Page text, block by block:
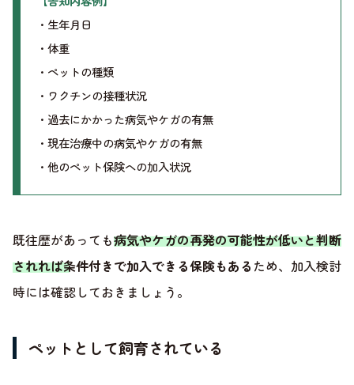
・生年月日
・体重
・ペットの種類
・ワクチンの接種状況
・過去にかかった病気やケガの有無
・現在治療中の病気やケガの有無
・他のペット保険への加入状況
既往歴があっても病気やケガの再発の可能性が低いと判断
されれば条件付きで加入できる保険もある ため、加入検討
時には確認しておきましょう。
ペットとして飼育されている